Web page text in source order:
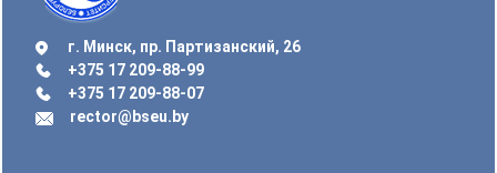
г. Минск, пр. Партизанский, 26
+375 17 209-88-99
+375 17 209-88-07
rector@bseu.by